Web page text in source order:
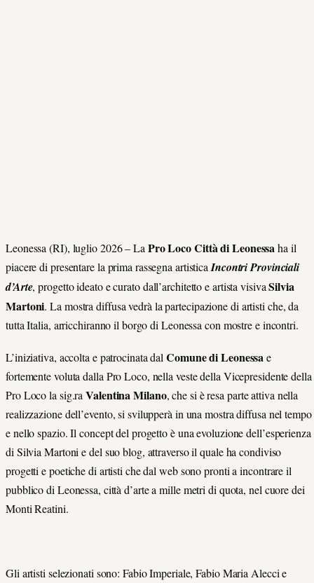
Leonessa (RI), luglio 2026 – La Pro Loco Città di Leonessa ha il
piacere di presentare la prima rassegna artistica Incontri Provinciali
d’Arte, progetto ideato e curato dall’architetto e artista visivaSilvia
Martoni. La mostra diffusa vedrà la partecipazione di artisti che, da
tutta Italia, arricchiranno il borgo di Leonessa con mostre e incontri.
L’iniziativa, accolta e patrocinata dal Comune di Leonessae
fortemente voluta dalla Pro Loco, nella veste della Vicepresidente della
Pro Loco la sig.raValentina Milano, che si è resa parte attiva nella
realizzazione dell’evento, si svilupperà in una mostra diffusa nel tempo
e nello spazio. Il concept del progetto è una evoluzione dell’esperienza
di Silvia Martoni e del suo blog, attraverso il quale ha condiviso
progetti e poetiche di artisti che dal web sono pronti a incontrare il
pubblico di Leonessa, città d’arte a mille metri di quota, nel cuore dei
Monti Reatini.
Gli artisti selezionati sono: Fabio Imperiale, Fabio Maria Alecci e